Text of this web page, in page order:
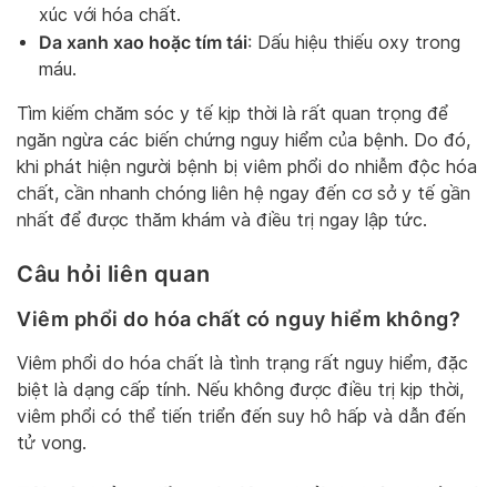
xúc với hóa chất.
Da xanh xao hoặc tím tái: Dấu hiệu thiếu oxy trong
máu.
Tìm kiếm chăm sóc y tế kịp thời là rất quan trọng để
ngăn ngừa các biến chứng nguy hiểm của bệnh. Do đó,
khi phát hiện người bệnh bị viêm phổi do nhiễm độc hóa
chất, cần nhanh chóng liên hệ ngay đến cơ sở y tế gần
nhất để được thăm khám và điều trị ngay lập tức.
Câu hỏi liên quan
Viêm phổi do hóa chất có nguy hiểm không?
Viêm phổi do hóa chất là tình trạng rất nguy hiểm, đặc
biệt là dạng cấp tính. Nếu không được điều trị kịp thời,
viêm phổi có thể tiến triển đến suy hô hấp và dẫn đến
tử vong.